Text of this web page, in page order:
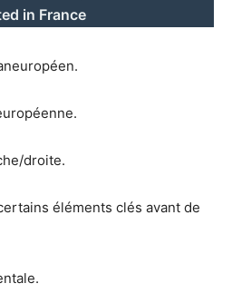
in France
droite.
éléments clés avant de